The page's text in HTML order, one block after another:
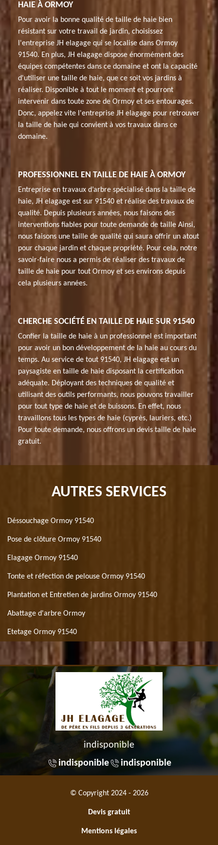
HAIE À ORMOY
Pour avoir la bonne qualité de taille de haie bien
résistant sur votre travail de jardin, choisissez
l'entreprise JH elagage qui se localise dans Ormoy
91540. En plus, JH elagage dispose énormément des
équipes compétentes dans ce domaine et ont la capacité
d'utiliser une taille de haie, que ce soit vos jardins à
réaliser. Disponible à tout le moment et pourront
intervenir dans toute zone de Ormoy et ses entourages.
Donc, appelez vite l'entreprise JH elagage pour retrouver
la taille de haie qui convient à vos travaux dans ce
domaine.
PROFESSIONNEL EN TAILLE DE HAIE À ORMOY
Entreprise en travaux d’arbre spécialisé dans la taille de
haie, JH elagage est sur 91540 et réalise des travaux de
qualité. Depuis plusieurs années, nous faisons des
interventions fiables pour toute demande de taille Ainsi,
nous faisons une taille de qualité qui saura offrir un atout
pour chaque jardin et chaque propriété. Pour cela, notre
savoir-faire nous a permis de réaliser des travaux de
taille de haie pour tout Ormoy et ses environs depuis
cela plusieurs années.
CHERCHE SOCIÉTÉ EN TAILLE DE HAIE SUR 91540
Confier la taille de haie à un professionnel est important
pour avoir un bon développement de la haie au cours du
temps. Au service de tout 91540, JH elagage est un
paysagiste en taille de haie disposant la certification
adéquate. Déployant des techniques de qualité et
utilisant des outils performants, nous pouvons travailler
pour tout type de haie et de buissons. En effet, nous
travaillons tous les types de haie (cyprès, lauriers, etc.)
Pour toute demande, nous offrons un devis taille de haie
gratuit.
AUTRES SERVICES
Déssouchage Ormoy 91540
Pose de clôture Ormoy 91540
Elagage Ormoy 91540
Tonte et réfection de pelouse Ormoy 91540
Plantation et Entretien de jardins Ormoy 91540
Abattage d'arbre Ormoy
Etetage Ormoy 91540
indisponible
indisponible
indisponible
© Copyright 2024 - 2026
Devis gratuit
Mentions légales